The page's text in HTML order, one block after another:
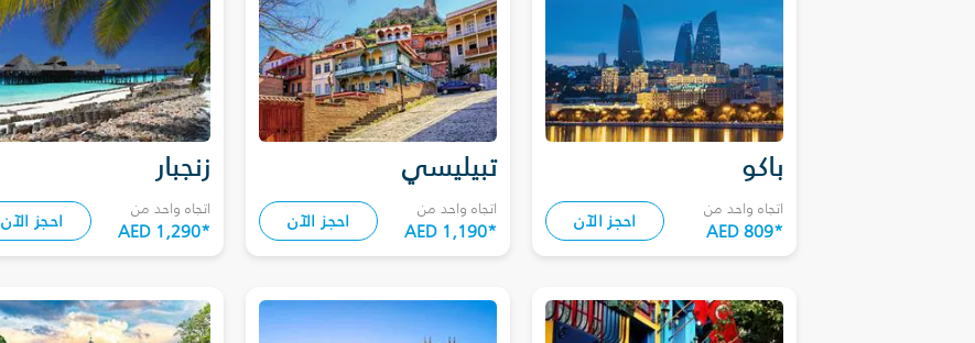
باكو
اتجاه واحد من
AED 809* احجز الآن
تبيليسي
اتجاه واحد من
AED 1,190* احجز الآن
زنجبار
اتجاه واحد من
AED 1,290* احجز الآن